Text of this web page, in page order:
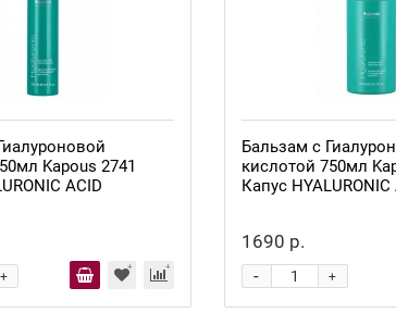
Kapous 2741
ACID
+
Бальзам с
кислотой 750мл
Капус HYALURONIC
1690 р.
+
-